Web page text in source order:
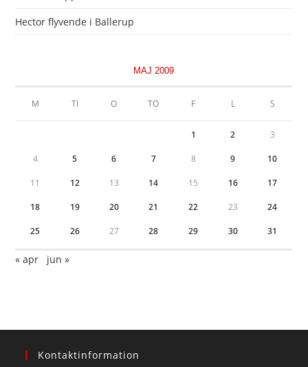
Hector flyvende i Ballerup
MAJ 2009
M TI O TO F L S
1 2 3
4 5 6 7 8 9 10
11 12 13 14 15 16 17
18 19 20 21 22 23 24
25 26 27 28 29 30 31
« apr jun »
Kontaktinformation